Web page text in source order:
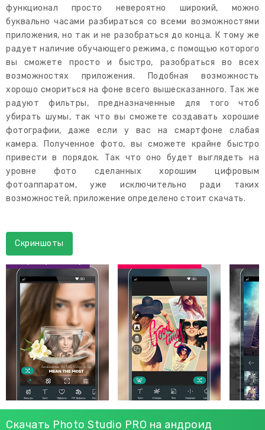
функционал просто невероятно широкий, можно
буквально часами разбираться со всеми возможностями
приложения, но так и не разобраться до конца. К тому же
радует наличие обучающего режима, с помощью которого
вы сможете просто и быстро, разобраться во всех
возможностях приложения. Подобная возможность
хорошо смориться на фоне всего вышесказанного. Так же
радуют фильтры, предназначенные для того чтоб
убирать шумы, так что вы сможете создавать хорошие
фотографии, даже если у вас на смартфоне слабая
камера. Полученное фото, вы сможете крайне быстро
привести в порядок. Так что оно будет выглядеть на
уровне фото сделанных хорошим цифровым
фотоаппаратом, уже исключительно ради таких
возможностей, приложение определено стоит скачать.
Скриншоты
Скачать Photo Studio PRO на андроид